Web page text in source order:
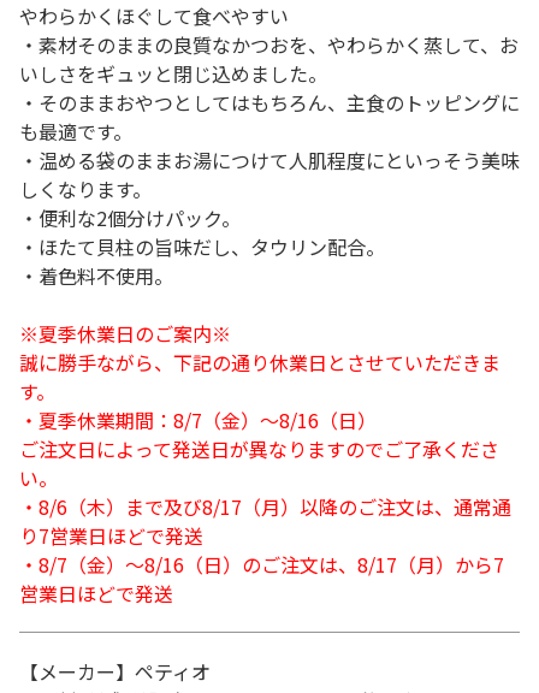
やわらかくほぐして食べやすい
・素材そのままの良質なかつおを、やわらかく蒸して、お
いしさをギュッと閉じ込めました。
・そのままおやつとしてはもちろん、主食のトッピングに
も最適です。
・温める袋のままお湯につけて人肌程度にといっそう美味
しくなります。
・便利な2個分けパック。
・ほたて貝柱の旨味だし、タウリン配合。
・着色料不使用。
※夏季休業日のご案内※
誠に勝手ながら、下記の通り休業日とさせていただきま
す。
・夏季休業期間：8/7（金）～8/16（日）
ご注文日によって発送日が異なりますのでご了承くださ
い。
・8/6（木）まで及び8/17（月）以降のご注文は、通常通
り7営業日ほどで発送
・8/7（金）～8/16（日）のご注文は、8/17（月）から7
営業日ほどで発送
【メーカー】ペティオ